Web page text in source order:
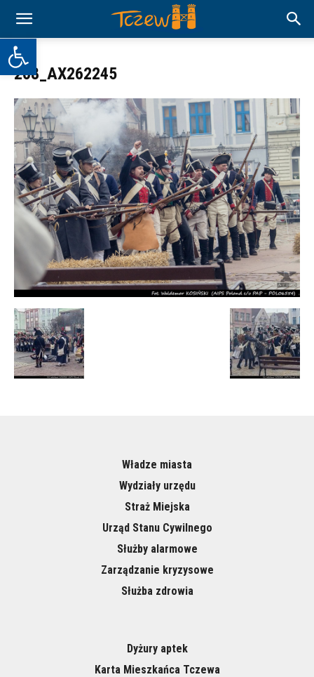
Otwórz pasek narzędzi
208_AX262245
Władze miasta
Wydziały urzędu
Straż Miejska
Urząd Stanu Cywilnego
Służby alarmowe
Zarządzanie kryzysowe
Służba zdrowia
Dyżury aptek
Karta Mieszkańca Tczewa